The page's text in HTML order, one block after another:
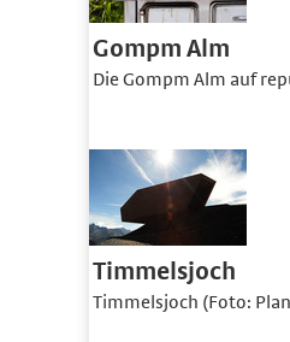
Gompm Alm
Die Gompm Alm auf
Timmelsjoch
Timmelsjoch (Foto: